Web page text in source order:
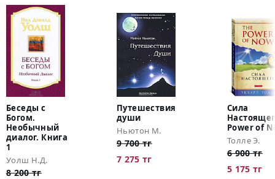
Беседы с
Богом.
Необычный
диалог. Книга
1
Уолш Н.Д.
8 200 тг
Путешествия
души
Ньютон М.
9 700 тг
7 275 тг
Сила
Power of
Толле Э.
6 900 тг
5 175 тг